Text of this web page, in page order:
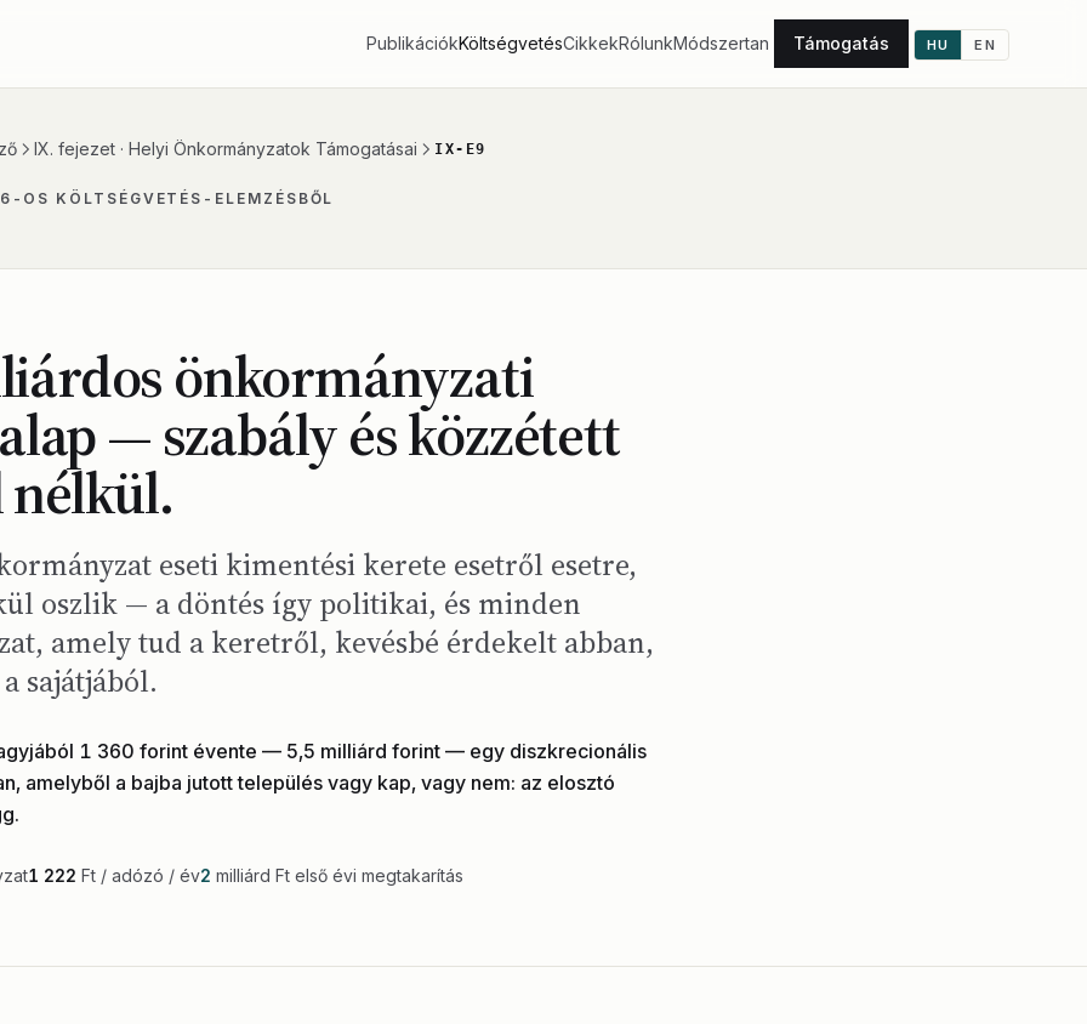
PublikációkKöltségvetésCikkekRólunkMódszertan Támogatás HU EN
IX. fejezet · Helyi Önkormányzatok Támogatásai IX-E9
OS KÖLTSÉGVETÉS-ELEMZÉSBŐL
önkormányzati
— szabály és közzétett
eseti kimentési kerete esetről esetre,
oszlik — a döntés így politikai, és minden
amely tud a keretről, kevésbé érdekelt abban,
sajátjából.
1 360 forint évente — 5,5 milliárd forint — egy diszkrecionális
amelyből a bajba jutott település vagy kap, vagy nem: az elosztó
1 222 Ft / adózó / év2 milliárd Ft első évi megtakarítás